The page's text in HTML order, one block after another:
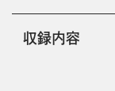
収録内容